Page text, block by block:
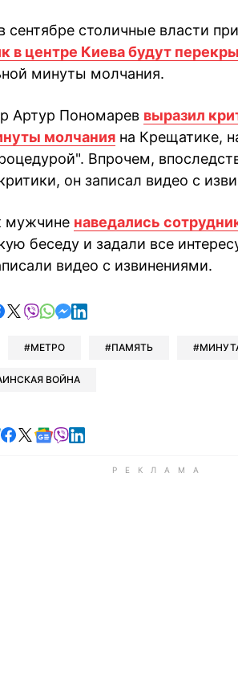
сентябре столичные власти
в центре Киева будут
минуты молчания.
Артур Пономарев выразил
молчания на Крещатике,
Впрочем,
он записал видео с
мужчине наведались
беседу и задали все
видео с извинениями.
в Telegram
поделиться в Facebook
поделиться в X
отправить в Viber
отправить в Whatsapp
отправить в Messenger
отправить в LinkedIn
МЕТРО ПАМЯТЬ
ВОЙНА
Читайте в Telegram
Читайте в Facebook
Читайте в X
Читайте в Google news
Читайте в Viber
Читайте в LinkedIn